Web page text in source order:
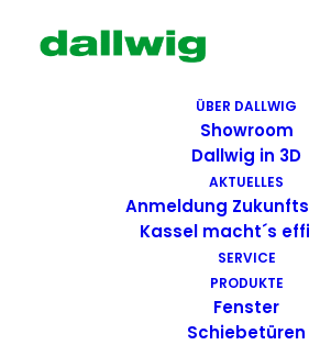
ÜBER DALLWIG
Showroom
Dallwig in 3D
AKTUELLES
Anmeldung
Kassel macht´s
SERVICE
PRODUKTE
Fenster
Schiebetüren